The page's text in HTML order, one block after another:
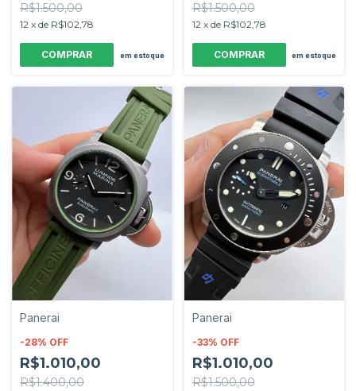
R$1.500,00
12 x de R$102,78
em estoque
R$1.500,00
12 x de R$102,78
em estoque
Panerai
-28% OFF
R$1.010,00
R$1.400,00
Panerai
-33% OFF
R$1.010,00
R$1.500,00